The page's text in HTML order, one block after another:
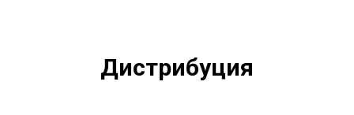
Дистрибуция